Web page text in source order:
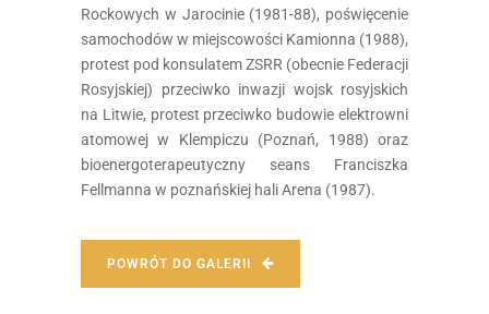
Rockowych w Jarocinie (1981-88), poświęcenie
samochodów w miejscowości Kamionna (1988),
protest pod konsulatem ZSRR (obecnie Federacji
Rosyjskiej) przeciwko inwazji wojsk rosyjskich
na Litwie, protest przeciwko budowie elektrowni
atomowej w Klempiczu (Poznań, 1988) oraz
bioenergoterapeutyczny seans Franciszka
Fellmanna w poznańskiej hali Arena (1987).
POWRÓT DO GALERII